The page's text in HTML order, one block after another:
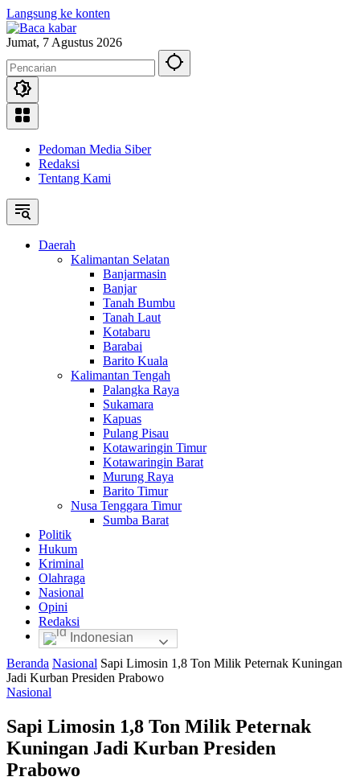
Langsung ke konten
Jumat, 7 Agustus 2026
Pedoman Media Siber
Redaksi
Tentang Kami
Daerah
Kalimantan Selatan
Banjarmasin
Banjar
Tanah Bumbu
Tanah Laut
Kotabaru
Barabai
Barito Kuala
Kalimantan Tengah
Palangka Raya
Sukamara
Kapuas
Pulang Pisau
Kotawaringin Timur
Kotawaringin Barat
Murung Raya
Barito Timur
Nusa Tenggara Timur
Sumba Barat
Politik
Hukum
Kriminal
Olahraga
Nasional
Opini
Redaksi
Indonesian
Beranda Nasional Sapi Limosin 1,8 Ton Milik Peternak Kuningan
Jadi Kurban Presiden Prabowo
Nasional
Sapi Limosin 1,8 Ton Milik Peternak
Kuningan Jadi Kurban Presiden
Prabowo